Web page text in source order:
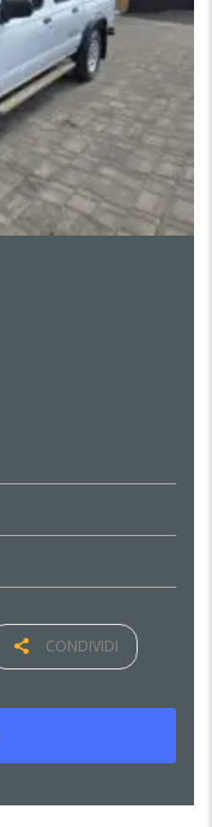
CONDIVIDI